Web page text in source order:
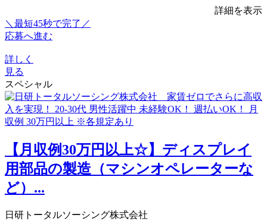
詳細を表示
＼最短45秒で完了／
応募へ進む
詳しく
見る
スペシャル
【月収例30万円以上☆】ディスプレイ
用部品の製造（マシンオペレーターな
ど）...
日研トータルソーシング株式会社